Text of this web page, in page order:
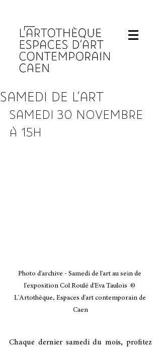
SAMEDI DE L'ART
SAMEDI 30 NOVEMBRE
À 15H
Photo d'archive - Samedi de l'art au sein de
l'exposition Col Roulé d'Eva Taulois  ©
L'Artothèque, Espaces d'art contemporain de
Caen
Chaque dernier samedi du mois, profitez